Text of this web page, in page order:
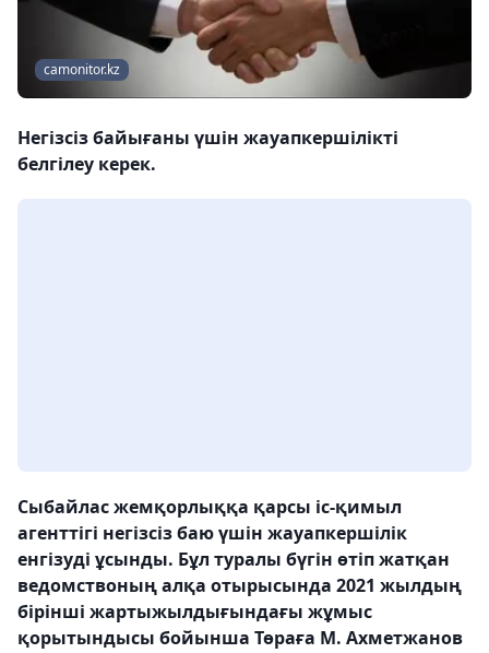
camonitor.kz
Негізсіз байығаны үшін жауапкершілікті
белгілеу керек.
Сыбайлас жемқорлыққа қарсы іс-қимыл
агенттігі негізсіз баю үшін жауапкершілік
енгізуді ұсынды. Бұл туралы бүгін өтіп жатқан
ведомствоның алқа отырысында 2021 жылдың
бірінші жартыжылдығындағы жұмыс
қорытындысы бойынша Төраға М. Ахметжанов